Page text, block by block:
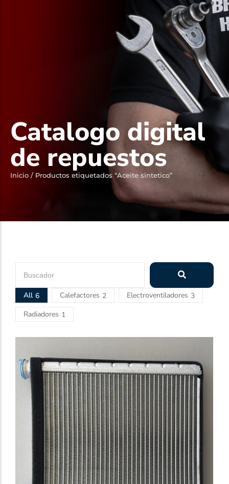
Catalogo digital
de repuestos
Inicio / Productos etiquetados “Aceite sintetico”
All 6 Calefactores 2 Electroventiladores 3
Radiadores 1